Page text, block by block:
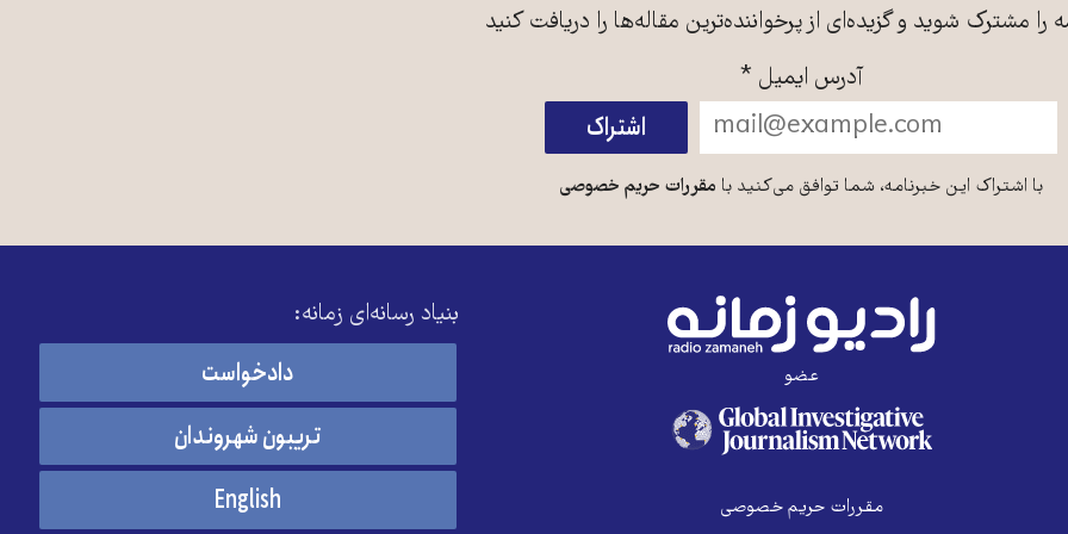
را مشترک شوید و گزیده‌ای از پرخواننده‌ترین مقاله‌ها را دریافت کنید
آدرس ایمیل *
با اشتراک این خبرنامه، شما توافق می‌کنید با مقررات حریم خصوصی
عضو
مقررات حریم خصوصی
بنیاد رسانه‌ای زمانه:
دادخواست
تریبون شهروندان
English